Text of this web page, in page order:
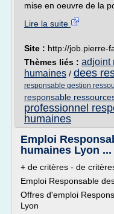
mise en oeuvre de la
Lire la suite
Site : http://job.pierre-
Thèmes liés : adjoint
humaines / dees
responsable gestion
responsable
professionnel
humaines
Emploi
humaines Lyon ...
+ de critères - de
Emploi Responsable
Offres d'emploi
Lyon